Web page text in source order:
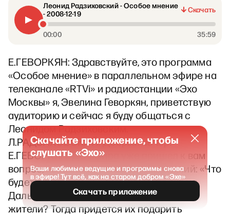
Леонид Радзиховский - Особое мнение
- 2008-12-19
Скачать
00:00 35:59
Е.ГЕВОРКЯН: Здравствуйте, это программа
«Особое мнение» в параллельном эфире на
телеканале «RTVi» и радиостанции «Эхо
Москвы» я, Эвелина Геворкян, приветствую
аудиторию и сейчас я буду общаться с
Леонидом Радзиховским.
Л.РАДЗИХОВСКИЙ: Добрый вечер.
Е.ГЕВОРКЯН: ДО эфира уже пришел к вам
вопрос, - вот что значит вопрос горячий: «Что
будет с машинами, которые привезут на
Дальний Восток, если их не возьмут
жители? Тогда придется их подарить
Скачайте приложение, чтобы
слушать «Эхо»
Ваши любимые ведущие и программы снова
в эфире! Тут всё, как на старом добром «Эхе»
Скачать приложение